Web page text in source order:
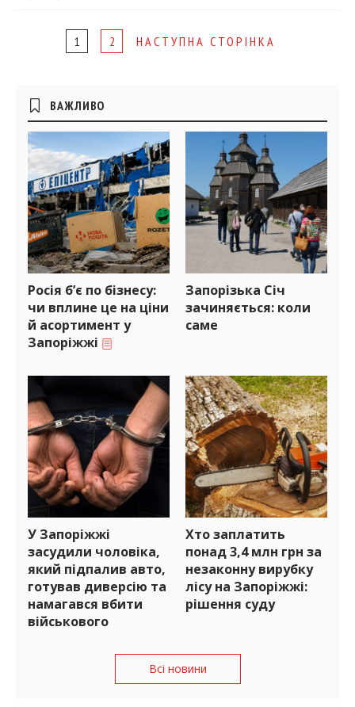
1 2 НАСТУПНА СТОРІНКА
Бічні
віджети
ВАЖЛИВО
Росія б’є по бізнесу:
чи вплине це на ціни
й асортимент у
Запоріжжі
Запорізька Січ
зачиняється: коли
саме
У Запоріжжі
засудили чоловіка,
який підпалив авто,
готував диверсію та
намагався вбити
військового
Хто заплатить
понад 3,4 млн грн за
незаконну вирубку
лісу на Запоріжжі:
рішення суду
Всі новини